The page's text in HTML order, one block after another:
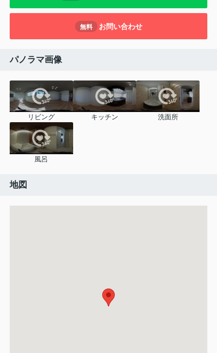
無料 お問い合わせ
パノラマ画像
リビング キッチン 洗面所
風呂
地図